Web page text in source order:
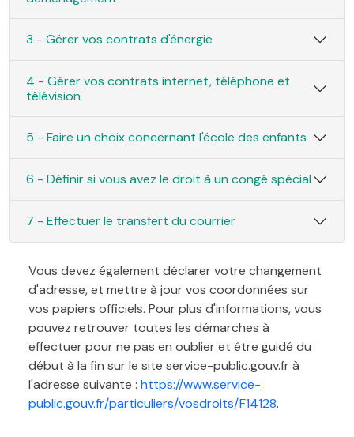
3 - Gérer vos contrats d'énergie
4 - Gérer vos contrats internet, téléphone et
télévision
5 - Faire un choix concernant l'école des enfants
6 - Définir si vous avez le droit à un congé spécial
7 - Effectuer le transfert du courrier
Vous devez également déclarer votre changement
d'adresse, et mettre à jour vos coordonnées sur
vos papiers officiels. Pour plus d'informations, vous
pouvez retrouver toutes les démarches à
effectuer pour ne pas en oublier et être guidé du
début à la fin sur le site service-public.gouv.fr à
l'adresse suivante : https://www.service-
public.gouv.fr/particuliers/vosdroits/F14128.